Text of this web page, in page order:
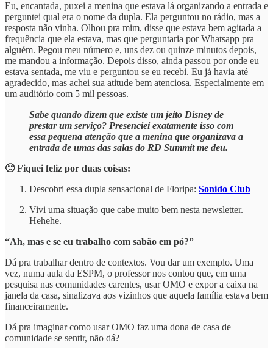
Eu, encantada, puxei a menina que estava lá organizando a entrada e
perguntei qual era o nome da dupla. Ela perguntou no rádio, mas a
resposta não vinha. Olhou pra mim, disse que estava bem agitada a
frequência que ela estava, mas que perguntaria por Whatsapp pra
alguém. Pegou meu número e, uns dez ou quinze minutos depois,
me mandou a informação. Depois disso, ainda passou por onde eu
estava sentada, me viu e perguntou se eu recebi. Eu já havia até
agradecido, mas achei sua atitude bem atenciosa. Especialmente em
um auditório com 5 mil pessoas.
Sabe quando dizem que existe um jeito Disney de
prestar um serviço? Presenciei exatamente isso com
essa pequena atenção que a menina que organizava a
entrada de umas das salas do RD Summit me deu.
🙂 Fiquei feliz por duas coisas:
Descobri essa dupla sensacional de Floripa: Sonido Club
Vivi uma situação que cabe muito bem nesta newsletter.
Hehehe.
“Ah, mas e se eu trabalho com sabão em pó?”
Dá pra trabalhar dentro de contextos. Vou dar um exemplo. Uma
vez, numa aula da ESPM, o professor nos contou que, em uma
pesquisa nas comunidades carentes, usar OMO e expor a caixa na
janela da casa, sinalizava aos vizinhos que aquela família estava bem
financeiramente.
Dá pra imaginar como usar OMO faz uma dona de casa de
comunidade se sentir, não dá?